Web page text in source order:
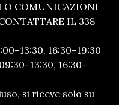
O COMUNICAZIONI
IL 338
16:30–19:30
09:30–13:30, 16:30–
si riceve solo su